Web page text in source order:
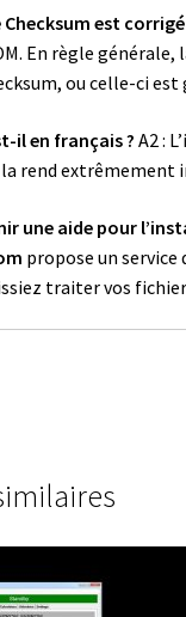
Checksum est
En règle
ou celle-ci
il en français ?A2 :
la rend
une aide pour
propose un
traiter vos